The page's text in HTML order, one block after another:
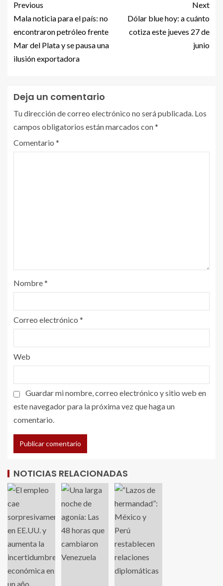
Previous
Mala noticia para el país: no
encontraron petróleo frente
Mar del Plata y se pausa una
ilusión exportadora
Next
Dólar blue hoy: a cuánto
cotiza este jueves 27 de
junio
Deja un comentario
Tu dirección de correo electrónico no será publicada. Los
campos obligatorios están marcados con*
Comentario *
Nombre*
Correo electrónico *
Web
Guardar mi nombre, correo electrónico y sitio web en
este navegador para la próxima vez que haga un
comentario.
NOTICIAS RELACIONADAS